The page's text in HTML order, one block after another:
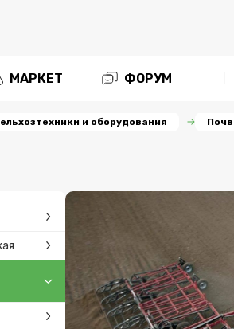
МАРКЕТ ФОРУМ
и оборудования